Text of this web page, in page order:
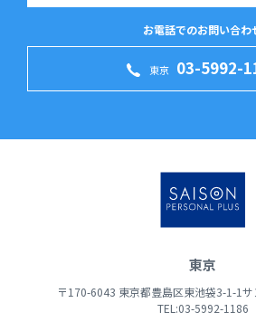
お電話でのお問い合わ
東京 03-5992-
東京
〒170-6043 東京都豊島区東池袋3-1-1
TEL:03-5992-1186